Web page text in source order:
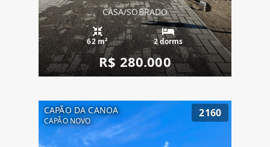
CASA/SOBRADO
62 m² 2 dorms
R$ 280.000
CAPÃO DA CANOA
CAPÃO NOVO
2160